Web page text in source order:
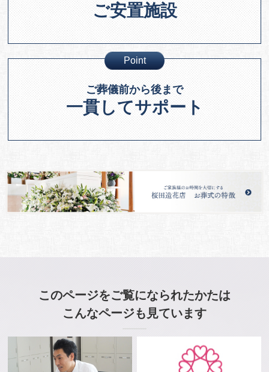
ご安置施設
Point
ご葬儀前から後まで
一貫してサポート
このページをご覧になられたかたは
こんなページも見ています